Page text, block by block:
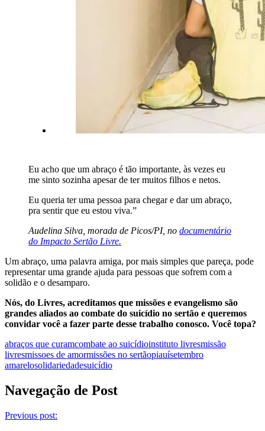
Eu acho que um abraço é tão importante, às vezes eu
me sinto sozinha apesar de ter muitos filhos e netos.
Eu queria ter uma pessoa para chegar e dar um abraço,
pra sentir que eu estou viva.”
Audelina Silva, morada de Picos/PI, no documentário
do Impacto Sertão Livre.
Um abraço, uma palavra amiga, por mais simples que pareça, pode
representar uma grande ajuda para pessoas que sofrem com a
solidão e o desamparo.
Nós, do Livres, acreditamos que missões e evangelismo são
grandes aliados ao combate do suicídio no sertão e queremos
convidar você a fazer parte desse trabalho conosco. Você topa?
abraços que curamcombate ao suicídioinstituto livresmissão
livresmissoes de amormissões no sertãopiauísetembro
amarelosolidariedadesuicídio
Navegação de Post
Previous post: